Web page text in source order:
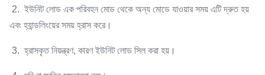
2. ইউনিট লোড এক পরিবহন মোড থেকে অন্য মোডে যাওয়ার সময় এটি দ্রুত হয়
এবং হ্যান্ডলিংয়ের সময় হ্রাস করে।
3. হ্রাসকৃত নিয়ন্ত্রণ, কারণ ইউনিট লোড সিল করা হয়।